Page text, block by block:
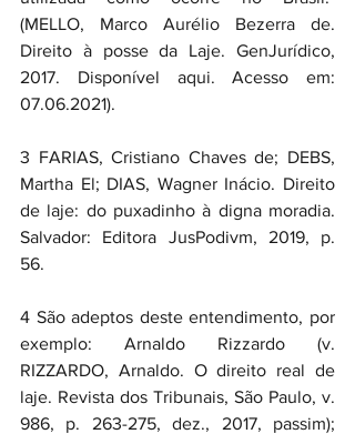
(MELLO, Marco Aurélio Bezerra de.
Direito à posse da Laje. GenJurídico,
2017. Disponível aqui. Acesso em:
07.06.2021).
3 FARIAS, Cristiano Chaves de; DEBS,
Martha El; DIAS, Wagner Inácio. Direito
de laje: do puxadinho à digna moradia.
Salvador: Editora JusPodivm, 2019, p.
56.
4 São adeptos deste entendimento, por
exemplo: Arnaldo Rizzardo (v.
RIZZARDO, Arnaldo. O direito real de
laje. Revista dos Tribunais, São Paulo, v.
986, p. 263-275, dez., 2017, passim);